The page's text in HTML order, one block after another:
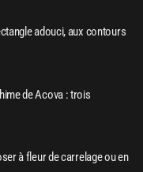
adouci, aux contours
de Acova : trois
à fleur de carrelage ou en